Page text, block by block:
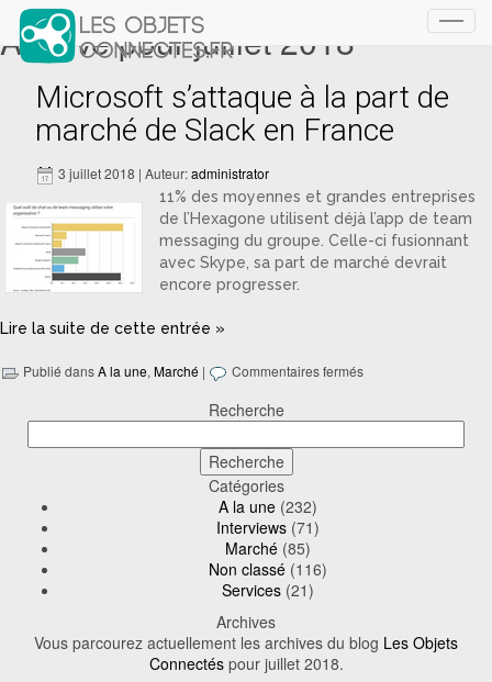
Archive pour juillet 2018
Microsoft s’attaque à la part de
marché de Slack en France
3 juillet 2018 | Auteur:administrator
11% des moyennes et grandes entreprises
de l’Hexagone utilisent déjà l’app de team
messaging du groupe. Celle-ci fusionnant
avec Skype, sa part de marché devrait
encore progresser.
Lire la suite de cette entrée »
Publié dansA la une, Marché | Commentaires fermés
Recherche
Catégories
A la une (232)
Interviews (71)
Marché (85)
Non classé (116)
Services (21)
Archives
Vous parcourez actuellement les archives du blog Les Objets
Connectéspour juillet 2018.